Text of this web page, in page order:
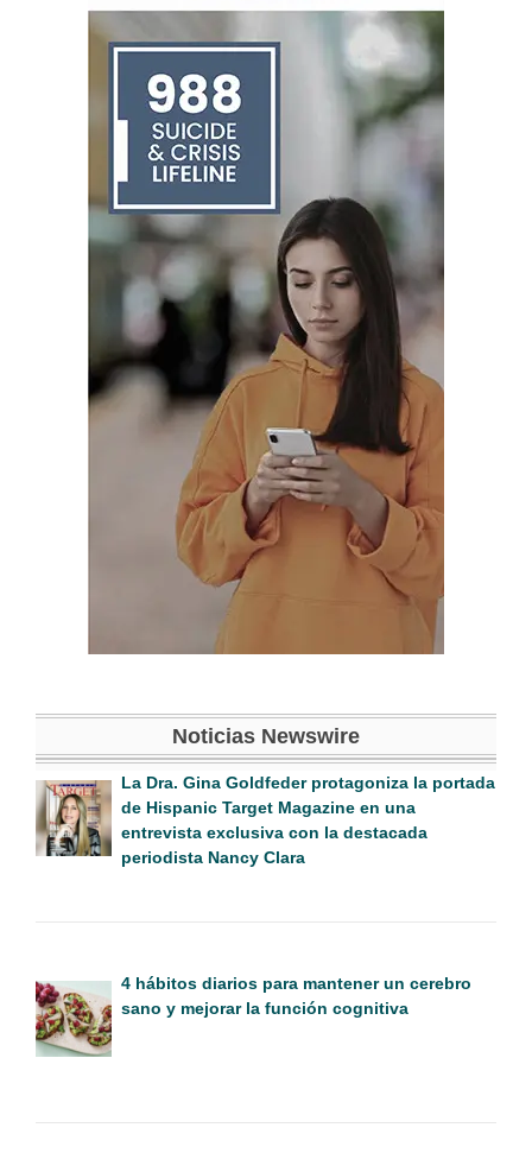
Noticias Newswire
La Dra. Gina Goldfeder protagoniza la portada
de Hispanic Target Magazine en una
entrevista exclusiva con la destacada
periodista Nancy Clara
4 hábitos diarios para mantener un cerebro
sano y mejorar la función cognitiva